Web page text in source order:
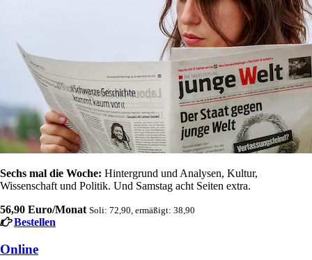
Sechs mal die Woche: Hintergrund und Analysen, Kultur,
Wissenschaft und Politik. Und Samstag acht Seiten extra.
56,90 Euro/Monat Soli: 72,90, ermäßigt: 38,90
Bestellen
Online